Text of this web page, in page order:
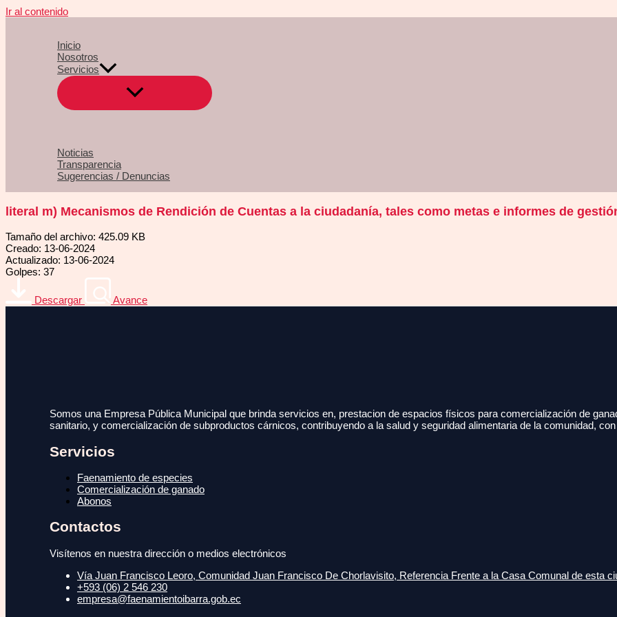
Ir al contenido
Inicio
Nosotros
Servicios
Noticias
Transparencia
Sugerencias / Denuncias
literal m) Mecanismos de Rendición de Cuentas a la ciudadanía, tales como metas e informes de
Tamaño del archivo: 425.09 KB
Creado: 13-06-2024
Actualizado: 13-06-2024
Golpes: 37
Descargar Avance
Somos una Empresa Pública Municipal que brinda servicios en, prestacion de espacios físicos para comercialización de
sanitario, y comercialización de subproductos cárnicos, contribuyendo a la salud y seguridad alimentaria de la comunidad,
Servicios
Faenamiento de especies
Comercialización de ganado
Abonos
Contactos
Visítenos en nuestra dirección o medios electrónicos
Vía Juan Francisco Leoro, Comunidad Juan Francisco De Chorlavisito, Referencia Frente a la Casa Comunal de esta
+593 (06) 2 546 230
empresa@faenamientoibarra.gob.ec